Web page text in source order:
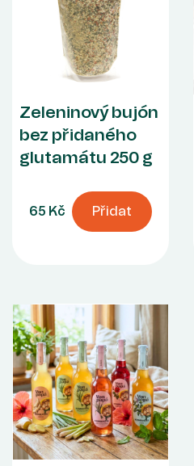
Zeleninový bujón
bez přidaného
glutamátu 250 g
65 Kč Přidat